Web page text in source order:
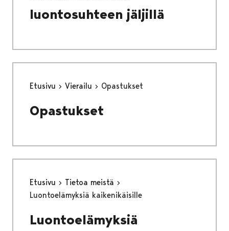
luontosuhteen jäljillä
Etusivu Vierailu Opastukset
Opastukset
Etusivu
Tietoa meistä
Luontoelämyksiä kaikenikäisille
Luontoelämyksiä